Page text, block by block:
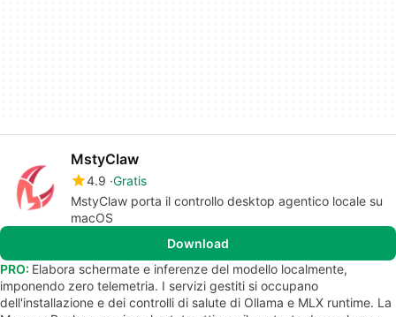
MstyClaw
4.9 Gratis
MstyClaw porta il controllo desktop agentico locale su
macOS
Download
PRO: Elabora schermate e inferenze del modello localmente,
imponendo zero telemetria. I servizi gestiti si occupano
dell'installazione e dei controlli di salute di Ollama e MLX runtime. La